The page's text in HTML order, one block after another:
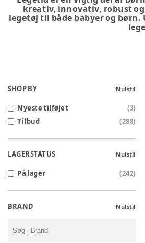
kreativ, innovativ, robust og
legetøj til både babyer og
SHOP BY Nulstil
Nyeste tilføjet (3)
Tilbud
(288)
LAGERSTATUS Nulstil
På lager (242)
BRAND Nulstil